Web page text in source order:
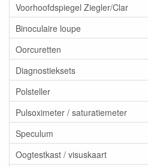
Voorhoofdspiegel Ziegler/Clar
Binoculaire loupe
Oorcuretten
Diagnostieksets
Polsteller
Pulsoximeter / saturatiemeter
Speculum
Oogtestkast / visuskaart